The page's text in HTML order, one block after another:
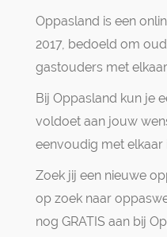
Oppasland is een
2017, bedoeld om
gastouders met
Bij Oppasland kun je
voldoet aan jouw
eenvoudig met elkaar
Zoek jij een nieuwe
op zoek naar
nog GRATIS aan bij